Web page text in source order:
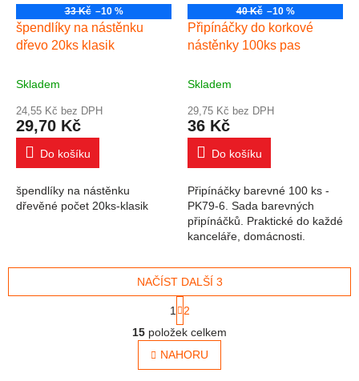
33 Kč –10 %
špendlíky na nástěnku
dřevo 20ks klasik
Skladem
24,55 Kč bez DPH
29,70 Kč
Do košíku
špendlíky na nástěnku
dřevěné počet 20ks-klasik
40 Kč –10 %
Připínáčky do korkové
nástěnky 100ks pas
Skladem
29,75 Kč bez DPH
36 Kč
Do košíku
Připínáčky barevné 100 ks -
PK79-6. Sada barevných
připínáčků. Praktické do každé
kanceláře, domácnosti.
Ovládací prvky výpisu
NAČÍST DALŠÍ 3
1
2
15 položek celkem
NAHORU